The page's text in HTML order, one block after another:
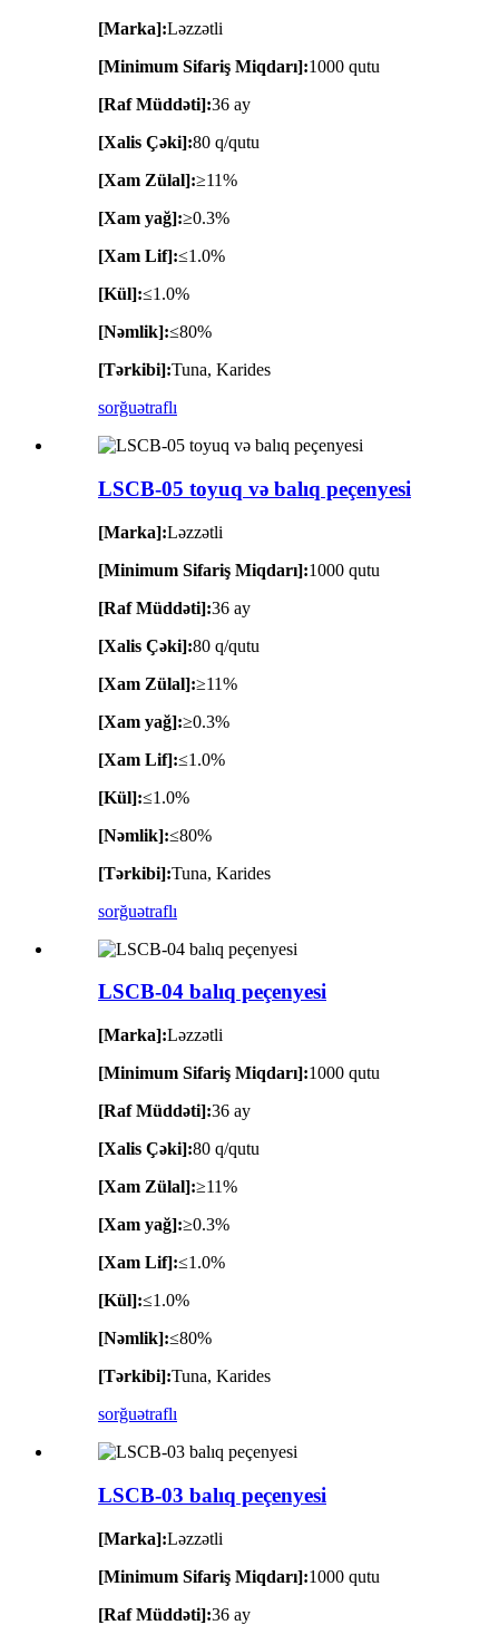
[Marka]:Ləzzətli
[Minimum Sifariş Miqdarı]:1000 qutu
[Raf Müddəti]:36 ay
[Xalis Çəki]:80 q/qutu
[Xam Zülal]:≥11%
[Xam yağ]:≥0.3%
[Xam Lif]:≤1.0%
[Kül]:≤1.0%
[Nəmlik]:≤80%
[Tərkibi]:Tuna, Karides
sorğuətraflı
LSCB-05 toyuq və balıq peçenyesi
[Marka]:Ləzzətli
[Minimum Sifariş Miqdarı]:1000 qutu
[Raf Müddəti]:36 ay
[Xalis Çəki]:80 q/qutu
[Xam Zülal]:≥11%
[Xam yağ]:≥0.3%
[Xam Lif]:≤1.0%
[Kül]:≤1.0%
[Nəmlik]:≤80%
[Tərkibi]:Tuna, Karides
sorğuətraflı
LSCB-04 balıq peçenyesi
[Marka]:Ləzzətli
[Minimum Sifariş Miqdarı]:1000 qutu
[Raf Müddəti]:36 ay
[Xalis Çəki]:80 q/qutu
[Xam Zülal]:≥11%
[Xam yağ]:≥0.3%
[Xam Lif]:≤1.0%
[Kül]:≤1.0%
[Nəmlik]:≤80%
[Tərkibi]:Tuna, Karides
sorğuətraflı
LSCB-03 balıq peçenyesi
[Marka]:Ləzzətli
[Minimum Sifariş Miqdarı]:1000 qutu
[Raf Müddəti]:36 ay